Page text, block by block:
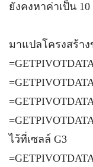
ยังคงหาค่าเป็น
มาแปลโครงสร้า
ไว้ที่เซลล์ G3